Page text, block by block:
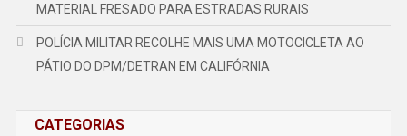
MATERIAL FRESADO PARA ESTRADAS RURAIS
POLÍCIA MILITAR RECOLHE MAIS UMA MOTOCICLETA AO
PÁTIO DO DPM/DETRAN EM CALIFÓRNIA
CATEGORIAS